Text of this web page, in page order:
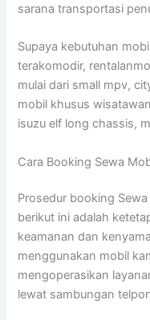
sarana transportasi
Supaya kebutuhan
terakomodir,
mulai dari small mpv,
mobil khusus
isuzu elf long chassis,
Cara Booking Sewa
Prosedur booking
berikut ini adalah
keamanan dan
menggunakan mobil
mengoperasikan
lewat sambungan